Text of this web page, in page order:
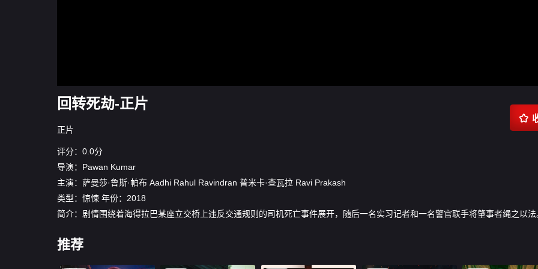
回转死劫-正片
正片

评分：0.0分
导演： Pawan Kumar
主演： 萨曼莎·鲁斯·帕布 Aadhi Rahul Ravindran 普米卡·查瓦拉 Ravi Prakash
类型： 惊悚 年份： 2018
简介：剧情围绕着海得拉巴某座立交桥上违反交通规则的司机死亡事件展开，随后一名实习记者和一名警官联手将肇事者绳之以法
推荐